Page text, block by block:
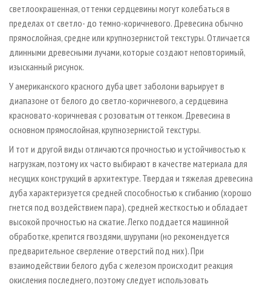
светлоокрашенная, оттенки сердцевины могут колебаться в
пределах от светло- до темно-коричневого. Древесина обычно
прямослойная, средне­ или крупнозернистой текстуры. Отличается
длинными древесными лучами, которые создают неповторимый,
изысканный рисунок.
У американского красного дуба цвет заболони варьирует в
диапазоне от белого до светло-коричневого, а сердцевина
красновато-коричневая с розоватым оттенком. Древесина в
основном прямослойная, крупнозернистой текстуры.
И тот и другой виды отличаются прочностью и устойчивостью к
нагрузкам, поэтому их часто выбирают в качестве материала для
несущих конструкций в архитектуре. Твердая и тяжелая древесина
дуба характеризуется средней способностью к сгибанию (хорошо
гнется под воздействием пара), средней жесткостью и обладает
высокой прочностью на сжатие. Легко поддается машинной
обработке, крепится гвоздями, шурупами (но рекомендуется
предварительное сверление отверстий под них). При
взаимодействии белого дуба с железом происходит реакция
окисления последнего, поэтому следует использовать